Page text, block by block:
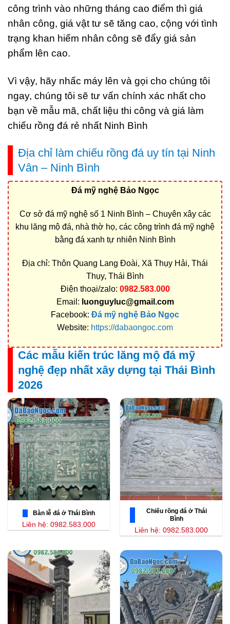
công trình vào những tháng cao điểm thì giá
nhân công, giá vật tư sẽ tăng cao, cộng với tình
trạng khan hiếm nhân công sẽ đẩy giá sản
phẩm lên cao.
Vì vậy, hãy nhấc máy lên và gọi cho chúng tôi
ngay, chúng tôi sẽ tư vấn chính xác nhất cho
bạn về mẫu mã, chất liệu thi công và giá làm
chiếu rồng đá rẻ nhất Ninh Bình
Địa chỉ làm chiếu rồng đá uy tín tại Ninh
Vân – Ninh Bình
Đá mỹ nghệ Bảo Ngọc
Cơ sở đá mỹ nghệ số 1 Ninh Bình – Chuyên xây các
khu lăng mộ đá, nhà thờ họ, các công trình đá mỹ nghệ
bằng đá xanh tự nhiên Ninh Bình
Địa chỉ: Thôn Quang Lang Đoài, Xã Thụy Hải, Thái
Thụy, Thái Bình
Điện thoại/zalo: 0982.583.000
Email: luonguyluc@gmail.com
Facebook: Đá mỹ nghệ Bảo Ngọc
Website: https://dabaongoc.com
Các mẫu kiến trúc lăng mộ đá mỹ
nghệ đẹp nhất xây dựng tại Thái Bình
2026
Bàn lễ đá ở Thái Bình
Liên hệ: 0982.583.000
Chiếu rồng đá ở Thái
Bình
Liên hệ: 0982.583.000